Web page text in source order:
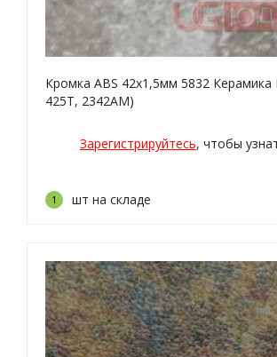
Кромка ABS 42х1,5мм 5832
425Т, 2342АМ)
Зарегистрируйтесь, чтобы
1 шт на складе